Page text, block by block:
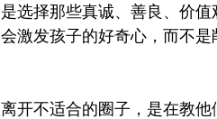
选择那些真诚、善良、价
激发孩子的好奇心，而不
开不适合的圈子，是在教